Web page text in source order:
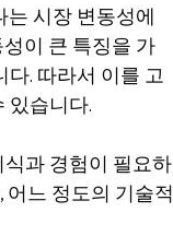
시장 변동성에
이 큰 특징을 가
. 따라서 이를 고
있습니다.
과 경험이 필요하
느 정도의 기술적